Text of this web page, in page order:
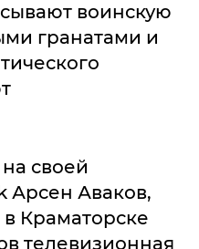
воинскую
гранатами и
своей
Арсен Аваков,
Краматорске
телевизионная